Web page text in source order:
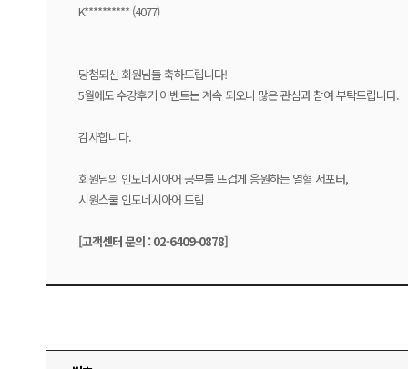
K********** (4077)
당첨되신 회원님들 축하드립니다!
5월에도 수강후기 이벤트는 계속 되오니 많은 관심과 참여 부탁드립니다.
감사합니다.
회원님의 인도네시아어 공부를 뜨겁게 응원하는 열혈 서포터,
시원스쿨 인도네시아어 드림
[고객센터 문의 : 02-6409-0878]